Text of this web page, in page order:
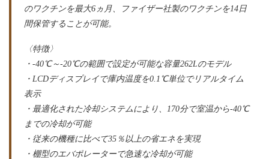
のワクチンを最大6ヵ月、ファイザー社製のワクチンを14日
間保管することが可能。
〈特徴〉
・-40℃～-20℃の範囲で設定が可能な容量262Lのモデル
・LCDディスプレイで庫内温度を0.1℃単位でリアルタイム
表示
・最適化された冷却システムにより、170分で室温から-40℃
までの冷却が可能
・従来の機種に比べて35％以上の省エネを実現
・棚型のエバポレーターで急速な冷却が可能